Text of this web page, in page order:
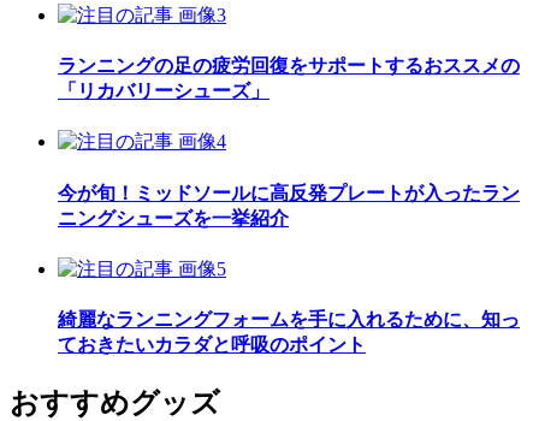
ランニングの足の疲労回復をサポートするおススメの
「リカバリーシューズ」
今が旬！ミッドソールに高反発プレートが入ったラン
ニングシューズを一挙紹介
綺麗なランニングフォームを手に入れるために、知っ
ておきたいカラダと呼吸のポイント
おすすめグッズ